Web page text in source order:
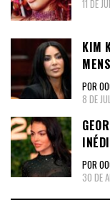
11 DE
KIM
POR
8 DE
POR
30 DE